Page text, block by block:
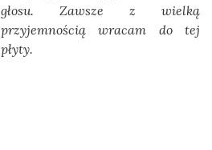
głosu. Zawsze z wielką
przyjemnością wracam do tej
płyty.